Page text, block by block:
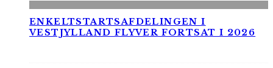
ENKELTSTARTSAFDELINGEN I
VESTJYLLAND FLYVER FORTSAT I 2026